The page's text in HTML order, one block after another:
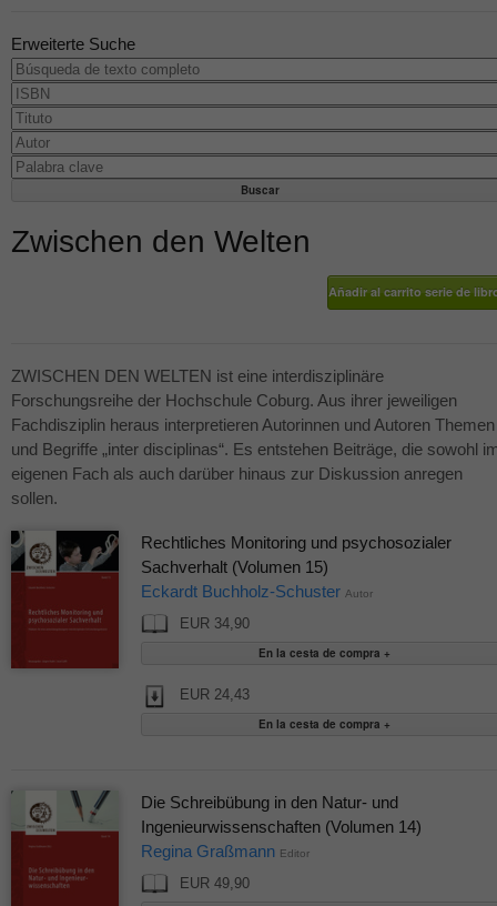
Erweiterte Suche
Zwischen den Welten
ZWISCHEN DEN WELTEN ist eine interdisziplinäre
Forschungsreihe der Hochschule Coburg. Aus ihrer jeweiligen
Fachdisziplin heraus interpretieren Autorinnen und Autoren Themen
und Begriffe „inter disciplinas“. Es entstehen Beiträge, die sowohl
eigenen Fach als auch darüber hinaus zur Diskussion anregen
sollen.
Rechtliches Monitoring und psychosozialer
Sachverhalt (Volumen 15)
Eckardt Buchholz-Schuster Autor
EUR 34,90
EUR 24,43
Die Schreibübung in den Natur- und
Ingenieurwissenschaften (Volumen 14)
Regina Graßmann Editor
EUR 49,90